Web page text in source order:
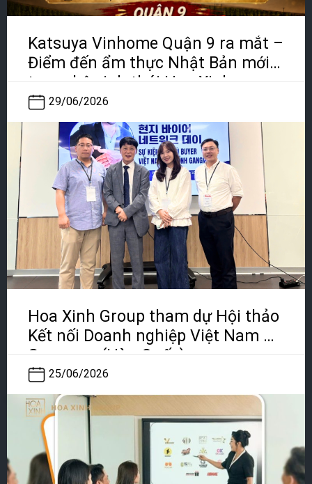
Katsuya Vinhome Quận 9 ra mắt –
Điểm đến ẩm thực Nhật Bản mới
trong hệ sinh thái Hoa Xinh
29/06/2026
Hoa Xinh Group tham dự Hội thảo
Kết nối Doanh nghiệp Việt Nam –
Gangwon (Hàn Quốc)
25/06/2026